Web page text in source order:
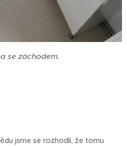
se záchodem.
jsme se rozhodli, že tomu